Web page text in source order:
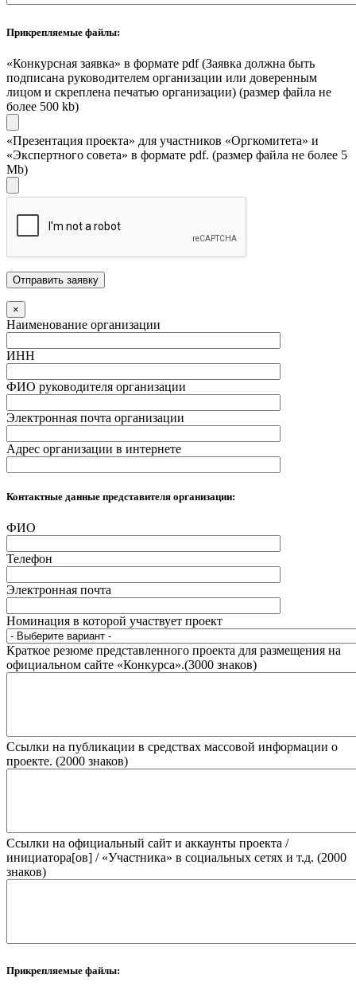
Прикрепляемые файлы:
«Конкурсная заявка» в формате pdf (Заявка должна быть
подписана руководителем организации или доверенным
лицом и скреплена печатью организации) (размер файла не
более 500 kb)
«Презентация проекта» для участников «Оргкомитета» и
«Экспертного совета» в формате pdf. (размер файла не более 5
Mb)
×
Наименование организации
ИНН
ФИО руководителя организации
Электронная почта организации
Адрес организации в интернете
Контактные данные представителя организации:
ФИО
Телефон
Электронная почта
Номинация в которой участвует проект
Краткое резюме представленного проекта для размещения на
официальном сайте «Конкурса».(3000 знаков)
Ссылки на публикации в средствах массовой информации о
проекте. (2000 знаков)
Ссылки на официальный сайт и аккаунты проекта /
инициатора[ов] / «Участника» в социальных сетях и т.д. (2000
знаков)
Прикрепляемые файлы: